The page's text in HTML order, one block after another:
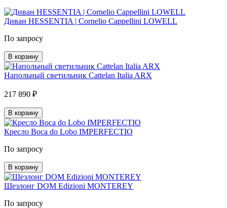
Диван HESSENTIA | Cornelio Cappellini LOWELL
По запросу
В корзину
Напольный светильник Cattelan Italia ARX
217 890 ₽
В корзину
Кресло Boca do Lobo IMPERFECTIO
По запросу
В корзину
Шезлонг DOM Edizioni MONTEREY
По запросу